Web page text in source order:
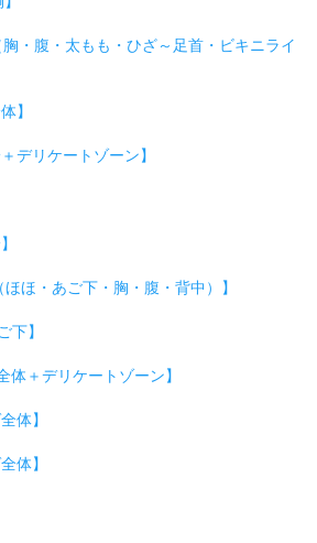
・腹・太もも・ひざ～足首・ビキニライ
】
デリケートゾーン】
ほ・あご下・胸・腹・背中）】
下】
体＋デリケートゾーン】
体】
体】